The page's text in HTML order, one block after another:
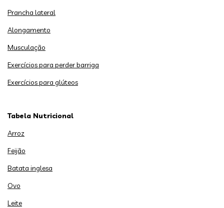
Prancha lateral
Alongamento
Musculação
Exercícios para perder barriga
Exercícios para glúteos
Tabela Nutricional
Arroz
Feijão
Batata inglesa
Ovo
Leite